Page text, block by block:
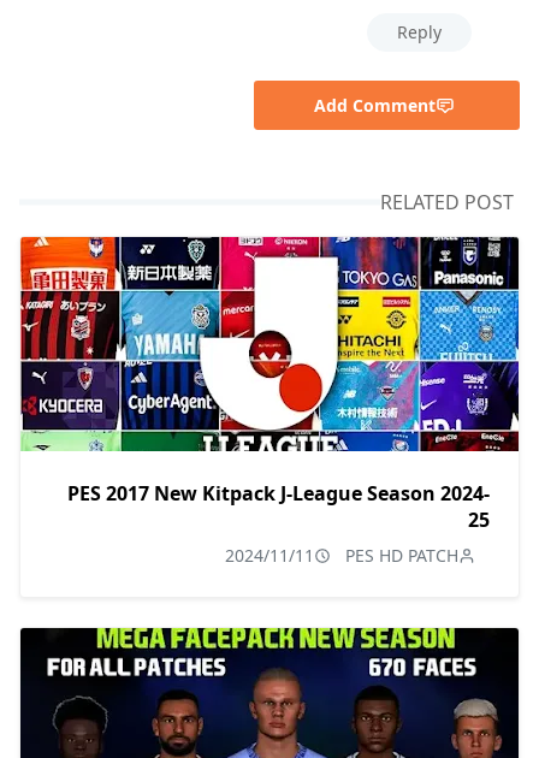
Reply
Add Comment
RELATED POST
PES 2017 New Kitpack J-League Season 2024-
25
PES HD PATCH
2024/11/11